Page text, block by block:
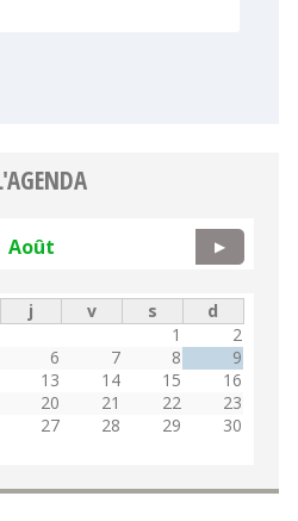
Août ▶
j v s
d
1
2
6 7 8
9
13 14 15
16
20 21 22
23
27 28 29
30